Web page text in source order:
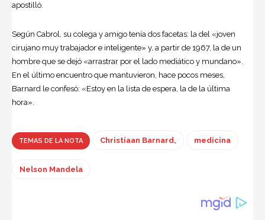
apostilló.
Según Cabrol, su colega y amigo tenía dos facetas: la del «joven
cirujano muy trabajador e inteligente» y, a partir de 1967, la de un
hombre que se dejó «arrastrar por el lado mediático y mundano».
En el último encuentro que mantuvieron, hace pocos meses,
Barnard le confesó: «Estoy en la lista de espera, la de la última
hora».
TEMAS DE LA NOTA Christiaan Barnard, medicina
Nelson Mandela